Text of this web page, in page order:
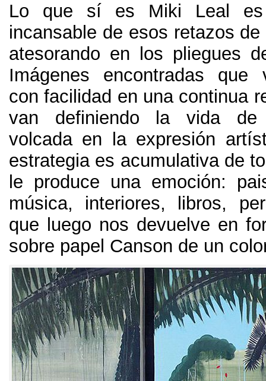
Lo que sí es Miki Leal es
incansable de esos retazos
atesorando en los pliegues
Imágenes encontradas que
con facilidad en una continua
van definiendo la vida de
volcada en la expresión
estrategia es acumulativa de
le produce una emoción:
música, interiores, libros,
que luego nos devuelve en
sobre papel Canson de un